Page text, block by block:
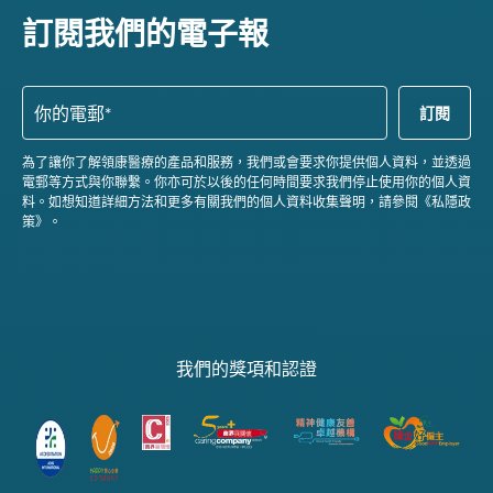
訂閱我們的電子報
為了讓你了解領康醫療的產品和服務，我們或會要求你提供個人資料，並透過
電郵等方式與你聯繫。你亦可於以後的任何時間要求我們停止使用你的個人資
料。如想知道詳細方法和更多有關我們的個人資料收集聲明，請參閱《私隱政
策》。
我們的獎項和認證